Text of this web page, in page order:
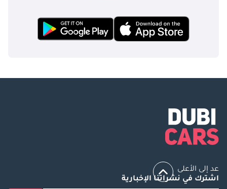
عد إلى الأعلى
اشترك في نشراتنا الإخبارية